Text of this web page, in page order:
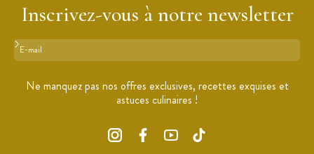
Inscrivez-vous à notre newsletter
Format : adresse@email.com
Ne manquez pas nos offres exclusives, recettes exquises et
astuces culinaires !